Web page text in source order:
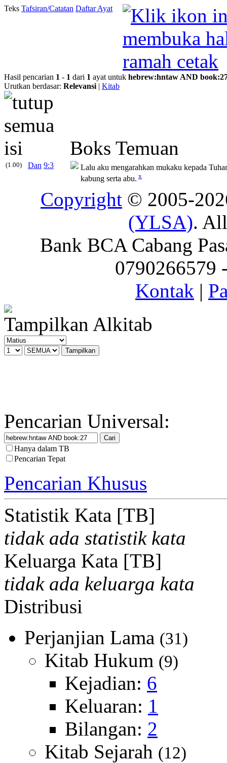
Teks Tafsiran/Catatan Daftar Ayat
Hasil pencarian 1 - 1 dari 1 ayat untuk hebrew:hntaw AND book:
Urutkan berdasar: Relevansi | Kitab
Boks Temuan
(1.00) Dan 9:3
Lalu aku mengarahkan mukaku kepada
kabung serta abu. x
Copyright © 2005-
(YLSA).
Bank BCA Cabang
0790266579
Kontak |
Tampilkan Alkitab
Pencarian Universal:
Hanya dalam TB
Pencarian Tepat
Pencarian Khusus
Statistik Kata [TB]
tidak ada statistik kata
Keluarga Kata [TB]
tidak ada keluarga kata
Distribusi
Perjanjian Lama (31)
Kitab Hukum (9)
Kejadian: 6
Keluaran: 1
Bilangan: 2
Kitab Sejarah (12)